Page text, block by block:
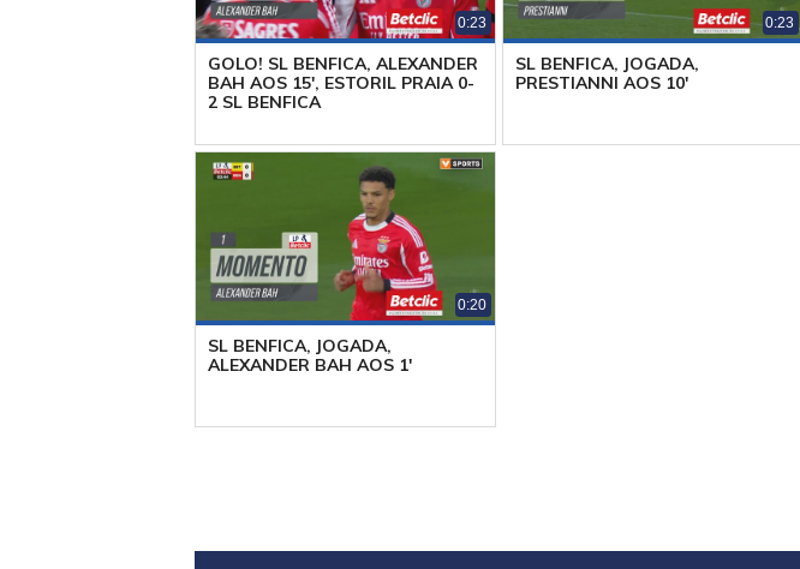
0:23
GOLO! SL BENFICA, ALEXANDER
BAH AOS 15', ESTORIL PRAIA 0-
2 SL BENFICA
0:23
SL BENFICA, JOGADA,
PRESTIANNI AOS 10'
0:20
SL BENFICA, JOGADA,
ALEXANDER BAH AOS 1'